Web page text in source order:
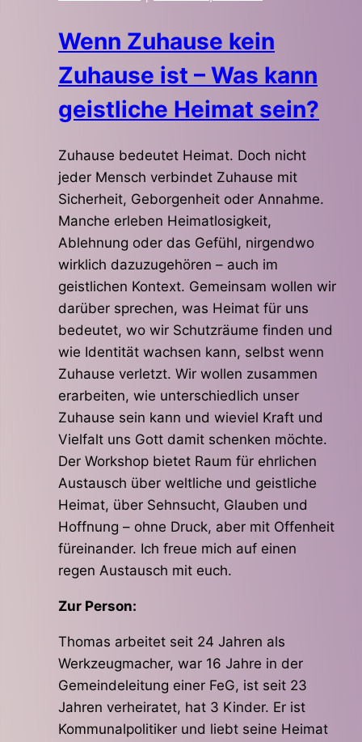
Wenn Zuhause kein
Zuhause ist – Was kann
geistliche Heimat sein?
Zuhause bedeutet Heimat. Doch nicht
jeder Mensch verbindet Zuhause mit
Sicherheit, Geborgenheit oder Annahme.
Manche erleben Heimatlosigkeit,
Ablehnung oder das Gefühl, nirgendwo
wirklich dazuzugehören – auch im
geistlichen Kontext. Gemeinsam wollen wir
darüber sprechen, was Heimat für uns
bedeutet, wo wir Schutzräume finden und
wie Identität wachsen kann, selbst wenn
Zuhause verletzt. Wir wollen zusammen
erarbeiten, wie unterschiedlich unser
Zuhause sein kann und wieviel Kraft und
Vielfalt uns Gott damit schenken möchte.
Der Workshop bietet Raum für ehrlichen
Austausch über weltliche und geistliche
Heimat, über Sehnsucht, Glauben und
Hoffnung – ohne Druck, aber mit Offenheit
füreinander. Ich freue mich auf einen
regen Austausch mit euch.
Zur Person:
Thomas arbeitet seit 24 Jahren als
Werkzeugmacher, war 16 Jahre in der
Gemeindeleitung einer FeG, ist seit 23
Jahren verheiratet, hat 3 Kinder. Er ist
Kommunalpolitiker und liebt seine Heimat